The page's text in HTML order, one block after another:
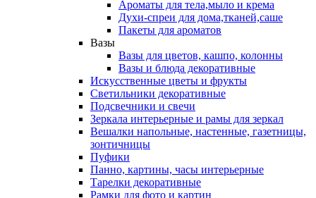
Ароматы для тела,мыло и крема
Духи-спреи для дома,тканей,саше
Пакеты для ароматов
Вазы
Вазы для цветов, кашпо, колонны
Вазы и блюда декоративные
Искусственные цветы и фрукты
Светильники декоративные
Подсвечники и свечи
Зеркала интерьерные и рамы для зеркал
Вешалки напольные, настенные, газетницы,
зонтичницы
Пуфики
Панно, картины, часы интерьерные
Тарелки декоративные
Рамки для фото и картин